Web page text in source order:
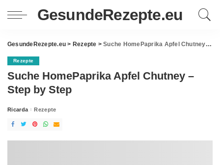
GesundeRezepte.eu
GesundeRezepte.eu > Rezepte >Suche HomePaprika Apfel Chutney – Step by Step
Rezepte
Suche HomePaprika Apfel Chutney –
Step by Step
Posted
Ricarda Rezepte